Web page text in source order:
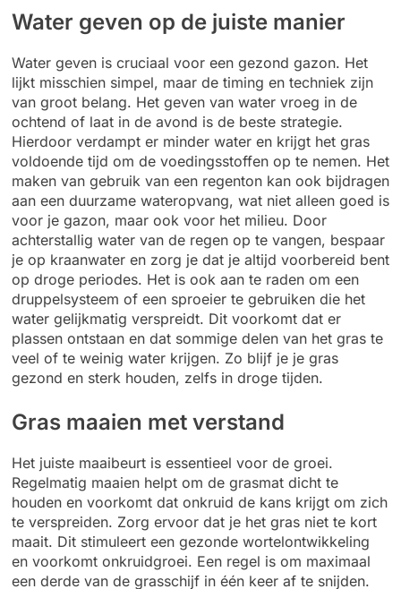
Water geven op de juiste manier
Water geven is cruciaal voor een gezond gazon. Het
lijkt misschien simpel, maar de timing en techniek zijn
van groot belang. Het geven van water vroeg in de
ochtend of laat in de avond is de beste strategie.
Hierdoor verdampt er minder water en krijgt het gras
voldoende tijd om de voedingsstoffen op te nemen. Het
maken van gebruik van een regenton kan ook bijdragen
aan een duurzame wateropvang, wat niet alleen goed is
voor je gazon, maar ook voor het milieu. Door
achterstallig water van de regen op te vangen, bespaar
je op kraanwater en zorg je dat je altijd voorbereid bent
op droge periodes. Het is ook aan te raden om een
druppelsysteem of een sproeier te gebruiken die het
water gelijkmatig verspreidt. Dit voorkomt dat er
plassen ontstaan en dat sommige delen van het gras te
veel of te weinig water krijgen. Zo blijf je je gras
gezond en sterk houden, zelfs in droge tijden.
Gras maaien met verstand
Het juiste maaibeurt is essentieel voor de groei.
Regelmatig maaien helpt om de grasmat dicht te
houden en voorkomt dat onkruid de kans krijgt om zich
te verspreiden. Zorg ervoor dat je het gras niet te kort
maait. Dit stimuleert een gezonde wortelontwikkeling
en voorkomt onkruidgroei. Een regel is om maximaal
een derde van de grasschijf in één keer af te snijden.